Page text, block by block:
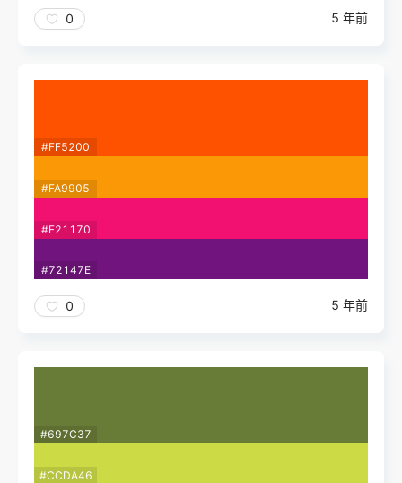
0 5 年前
#FF5200
#FA9905
#F21170
#72147E
0 5 年前
#697C37
#CCDA46